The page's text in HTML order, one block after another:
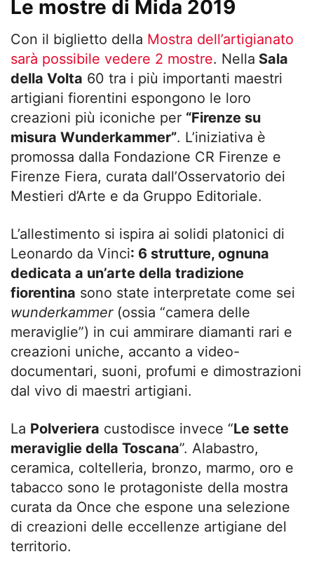
Le mostre di Mida 2019
Con il biglietto della Mostra dell’artigianato
sarà possibile vedere 2 mostre. Nella Sala
della Volta 60 tra i più importanti maestri
artigiani fiorentini espongono le loro
creazioni più iconiche per “Firenze su
misura Wunderkammer”. L’iniziativa è
promossa dalla Fondazione CR Firenze e
Firenze Fiera, curata dall’Osservatorio dei
Mestieri d’Arte e da Gruppo Editoriale.
L’allestimento si ispira ai solidi platonici di
Leonardo da Vinci: 6 strutture, ognuna
dedicata a un’arte della tradizione
fiorentina sono state interpretate come sei
wunderkammer(ossia “camera delle
meraviglie”) in cui ammirare diamanti rari e
creazioni uniche, accanto a video-
documentari, suoni, profumi e dimostrazioni
dal vivo di maestri artigiani.
La Polveriera custodisce invece “Le sette
meraviglie della Toscana”. Alabastro,
ceramica, coltelleria, bronzo, marmo, oro e
tabacco sono le protagoniste della mostra
curata da Once che espone una selezione
di creazioni delle eccellenze artigiane del
territorio.